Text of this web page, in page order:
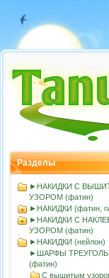
Разделы
►НАКИДКИ С
УЗОРОМ (фатин)
►НАКИДКИ (фатин,
►НАКИДКИ С
УЗОРОМ (фатин)
►НАКИДКИ (нейлон)
►ШАРФЫ
(фатин)
С вышитым